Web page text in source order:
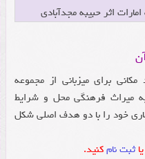
اثر حبیبه مجدآبادی
برای میزبانی از مجموعه
میراث فرهنگی محل و شرایط
خود را با دو هدف اصلی شکل
ثبت نامکنید.